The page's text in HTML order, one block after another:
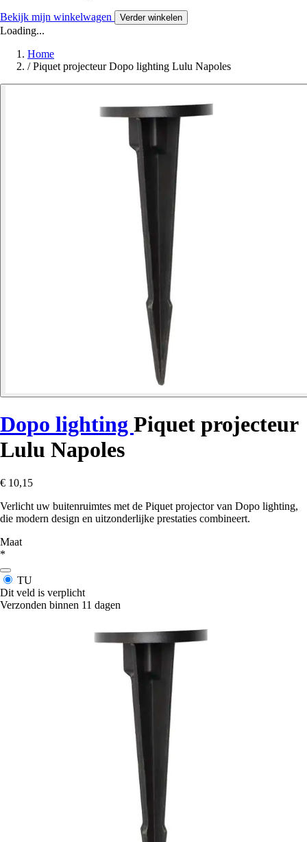
Bekijk mijn winkelwagen Verder winkelen
Loading...
Home
/ Piquet projecteur Dopo lighting Lulu Napoles
Dopo lighting Piquet projecteur
Lulu Napoles
€ 10,15
Verlicht uw buitenruimtes met de Piquet projector van Dopo lighting,
die modern design en uitzonderlijke prestaties combineert.
Maat
*
TU
Dit veld is verplicht
Verzonden binnen 11 dagen